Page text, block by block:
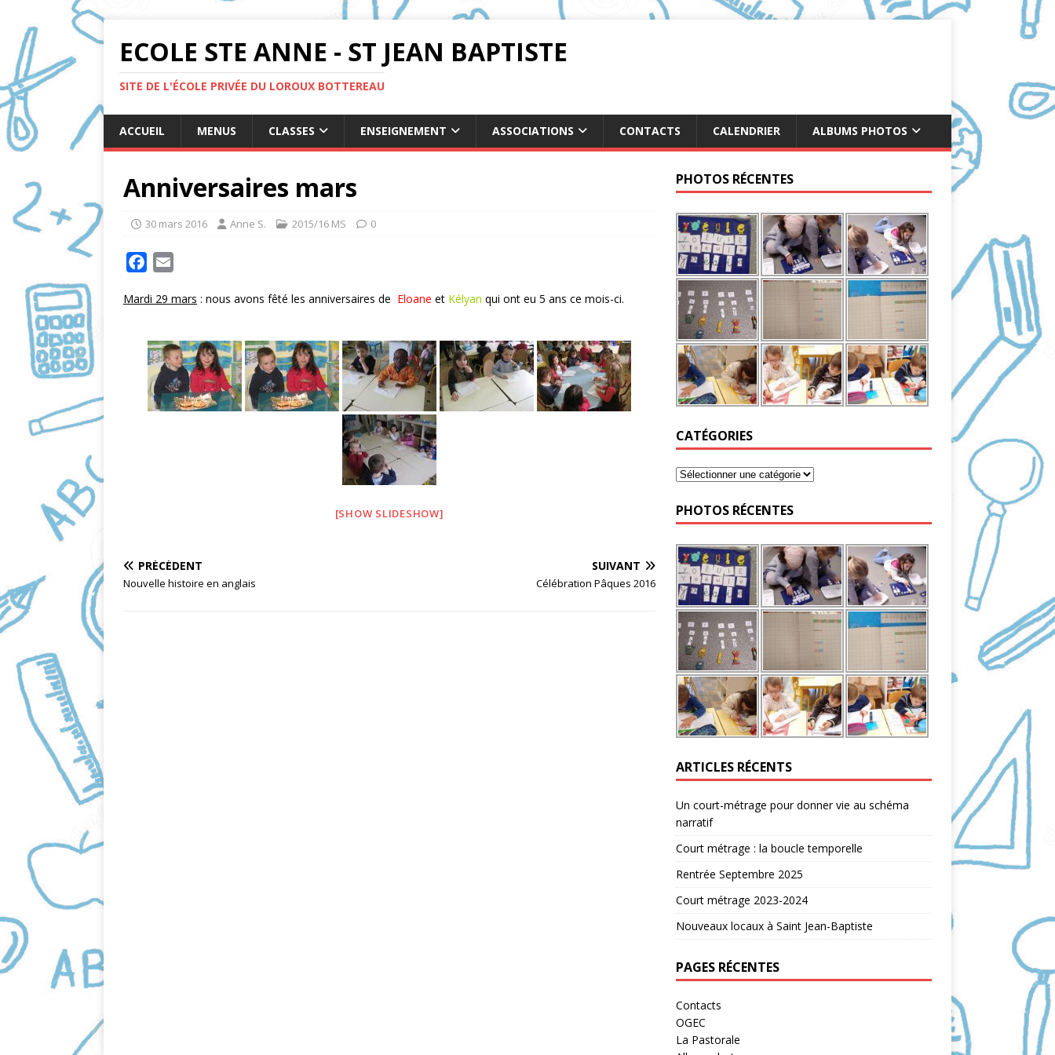
ECOLE STE ANNE - ST JEAN BAPTISTE
SITE DE L'ÉCOLE PRIVÉE DU LOROUX BOTTEREAU
ACCUEIL MENUS CLASSES ENSEIGNEMENT ASSOCIATIONS CONTACTS CALENDRIER ALBUMS PHOTOS
Anniversaires mars
30 mars 2016 Anne S. 2015/16 MS 0
c
b
o
o
k
a
l
Mardi 29 mars : nous avons fêté les anniversaires de Eloane et Kélyan qui ont eu 5 ans ce mois-ci.
[SHOW SLIDESHOW]
PRÉCÉDENT
Nouvelle histoire en anglais
SUIVANT
Célébration Pâques 2016
PHOTOS RÉCENTES
CATÉGORIES
PHOTOS RÉCENTES
ARTICLES RÉCENTS
Un court-métrage pour donner vie au schéma
narratif
Court métrage : la boucle temporelle
Rentrée Septembre 2025
Court métrage 2023-2024
Nouveaux locaux à Saint Jean-Baptiste
PAGES RÉCENTES
Contacts
OGEC
La Pastorale